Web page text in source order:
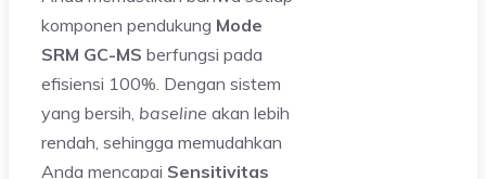
komponen pendukung Mode
SRM GC-MS berfungsi pada
efisiensi 100%. Dengan sistem
yang bersih, baseline akan lebih
rendah, sehingga memudahkan
Anda mencapai Sensitivitas